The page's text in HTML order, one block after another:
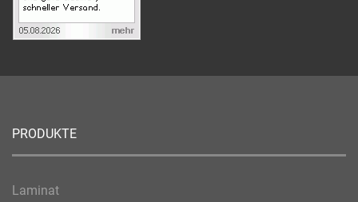
PRODUKTE
Laminat